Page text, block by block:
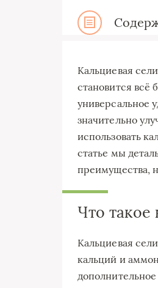
Кальциевая
становится всё
универсальное
значительно
использовать
статье мы
преимущества,
Что такое
Кальциевая
кальций и